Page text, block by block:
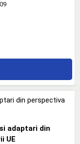
adaptari din
UE